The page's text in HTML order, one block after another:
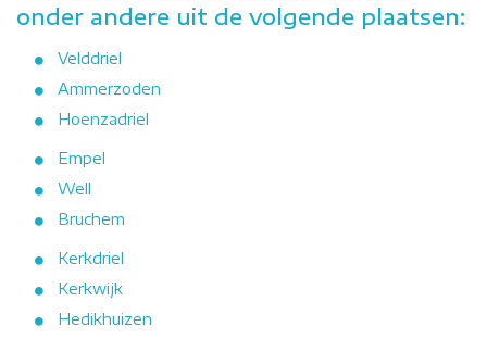
onder andere uit de volgende plaatsen:
Velddriel
Ammerzoden
Hoenzadriel
Empel
Well
Bruchem
Kerkdriel
Kerkwijk
Hedikhuizen